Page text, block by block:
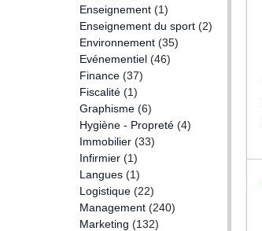
Enseignement (1)
Enseignement du sport (2)
Environnement (35)
Evénementiel (46)
Finance (37)
Fiscalité (1)
Graphisme (6)
Hygiène - Propreté (4)
Immobilier (33)
Infirmier (1)
Langues (1)
Logistique (22)
Management (240)
Marketing (132)